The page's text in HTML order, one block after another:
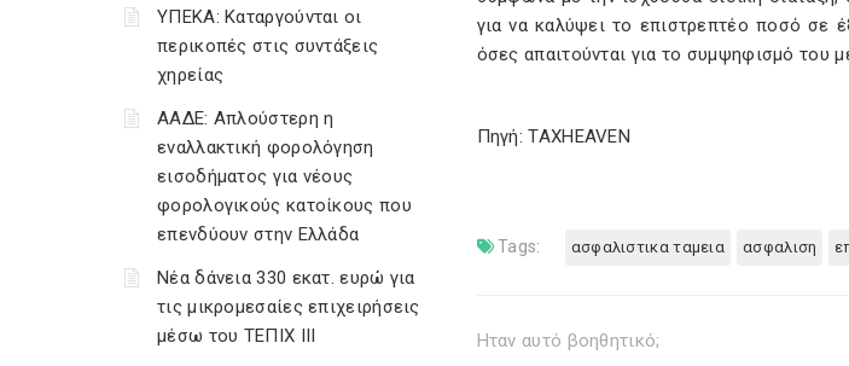
ΥΠΕΚΑ: Καταργούνται οι
περικοπές στις συντάξεις
χηρείας
ΑΑΔΕ: Απλούστερη η
εναλλακτική φορολόγηση
εισοδήματος για νέους
φορολογικούς κατοίκους που
επενδύουν στην Ελλάδα
Νέα δάνεια 330 εκατ. ευρώ για
τις μικρομεσαίες επιχειρήσεις
μέσω του ΤΕΠΙΧ ΙΙΙ
για να καλύψει το επιστρεπτέο ποσό σε
όσες απαιτούνται για το συμψηφισμό του
Πηγή: TAXHEAVEN
Tags: ασφαλιστικα ταμεια ασφαλιση
Ηταν αυτό βοηθητικό;